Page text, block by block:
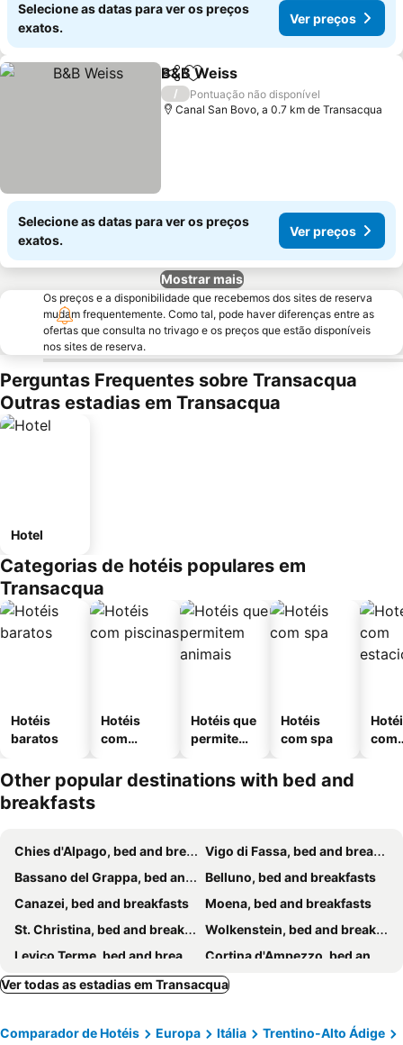
Selecione as datas para ver os preços
exatos.
Ver preços
PartilharAdicionar aos favoritos
B&B Weiss
/
Pontuação não disponível
Canal San Bovo, a 0.7 km de Transacqua
Selecione as datas para ver os preços
exatos.
Ver preços
Mostrar mais
Os preços e a disponibilidade que recebemos dos sites de reserva
mudam frequentemente. Como tal, pode haver diferenças entre as
ofertas que consulta no trivago e os preços que estão disponíveis
nos sites de reserva.
Perguntas Frequentes sobre Transacqua
Outras estadias em Transacqua
Hotel
Categorias de hotéis populares em
Transacqua
Hotéis
baratos
Hotéis
com
Hotéis que
permitem
Hotéis
com spa
com
Other popular destinations with bed and
breakfasts
Chies d'Alpago, bed and breakfasts
Vigo di Fassa, bed and breakfasts
Bassano del Grappa, bed and breakfasts
Belluno, bed and breakfasts
Canazei, bed and breakfasts
Moena, bed and breakfasts
St. Christina, bed and breakfasts
Wolkenstein, bed and breakfasts
Levico Terme, bed and breakfasts
Cortina d'Ampezzo, bed and breakfasts
Corvara, bed and breakfasts
Kastelruth, bed and breakfasts
Pozza di Fassa, bed and breakfasts
Valdobbiadene, bed and breakfasts
Ver todas as estadias em Transacqua
Comparador de Hotéis Europa Itália
Trentino-Alto Ádige